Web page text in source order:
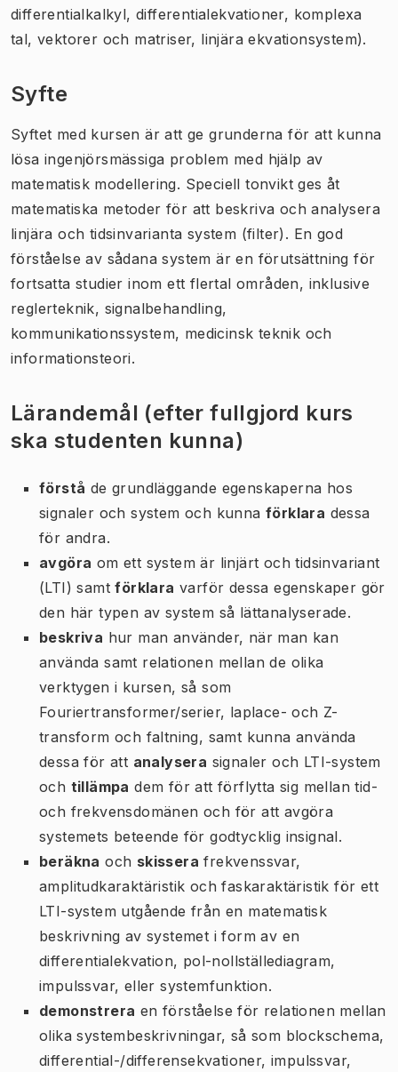
differentialkalkyl, differentialekvationer, komplexa
tal, vektorer och matriser, linjära ekvationsystem).
Syfte
Syftet med kursen är att ge grunderna för att kunna
lösa ingenjörsmässiga problem med hjälp av
matematisk modellering. Speciell tonvikt ges åt
matematiska metoder för att beskriva och analysera
linjära och tidsinvarianta system (filter). En god
förståelse av sådana system är en förutsättning för
fortsatta studier inom ett flertal områden, inklusive
reglerteknik, signalbehandling,
kommunikationssystem, medicinsk teknik och
informationsteori.
Lärandemål (efter fullgjord kurs
ska studenten kunna)
förstå de grundläggande egenskaperna hos
signaler och system och kunna förklara dessa
för andra.
avgöra om ett system är linjärt och tidsinvariant
(LTI) samtförklara varför dessa egenskaper gör
den här typen av system så lättanalyserade.
beskriva hur man använder, när man kan
använda samt relationen mellan de olika
verktygen i kursen, så som
Fouriertransformer/serier, laplace- och Z-
transform och faltning, samt kunna använda
dessa för att analysera signaler och LTI-system
och tillämpa dem för att förflytta sig mellan tid-
och frekvensdomänen och för att avgöra
systemets beteende för godtycklig insignal.
beräkna och skissera frekvenssvar,
amplitudkaraktäristik och faskaraktäristik för ett
LTI-system utgående från en matematisk
beskrivning av systemet i form av en
differentialekvation, pol-nollställediagram,
impulssvar, eller systemfunktion.
demonstrera en förståelse för relationen mellan
olika systembeskrivningar, så som blockschema,
differential-/differensekvationer, impulssvar,